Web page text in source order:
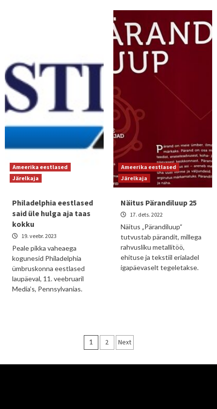
Ameerika eestlased
Järelkaja
Philadelphia eestlased
said üle hulga aja taas
kokku
19. veebr. 2023
Peale pikka vaheaega
kogunesid Philadelphia
ümbruskonna eestlased
laupäeval, 11. veebruaril
Media’s, Pennsylvanias.
Ameerika eestlased
Järelkaja
Näitus Pärandiluup 25
17. dets. 2022
Näitus „Pärandiluup“
tutvustab pärandit, millega
rahvusliku metallitöö,
ehituse ja tekstiil erialadel
igapäevaselt tegeletakse.
Posts
1 2 Next